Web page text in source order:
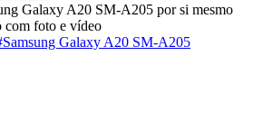
Galaxy A20 SM-A205 por si mesmo
com foto e vídeo
Galaxy A20 SM-A205